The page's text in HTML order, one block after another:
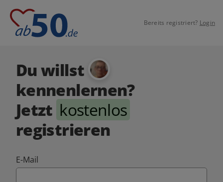
Bereits registriert? Login
Du willst
kennenlernen?
Jetzt kostenlos
registrieren
E-Mail